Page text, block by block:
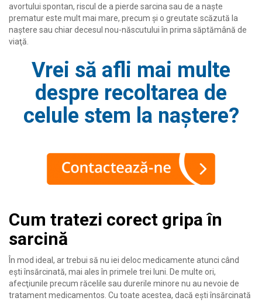
avortului spontan, riscul de a pierde sarcina sau de a naște
prematur este mult mai mare, precum și o greutate scăzută la
naştere sau chiar decesul nou-născutului în prima săptămână de
viaţă.
Vrei să afli mai multe
despre recoltarea de
celule stem la naștere?
Cum tratezi corect gripa în
sarcină
În mod ideal, ar trebui să nu iei deloc medicamente atunci când
eşti însărcinată, mai ales în primele trei luni. De multe ori,
afecţiunile precum răcelile sau durerile minore nu au nevoie de
tratament medicamentos. Cu toate acestea, dacă eşti însărcinată